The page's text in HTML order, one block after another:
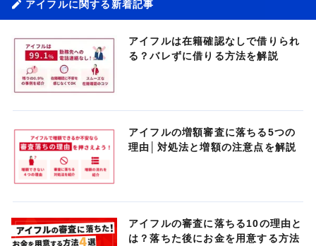
アイフルに関する新着記事
アイフルは在籍確認なしで借りられ
る？バレずに借りる方法を解説
アイフルの増額審査に落ちる5つの
理由│対処法と増額の注意点を解説
アイフルの審査に落ちる10の理由と
は？落ちた後にお金を用意する方法